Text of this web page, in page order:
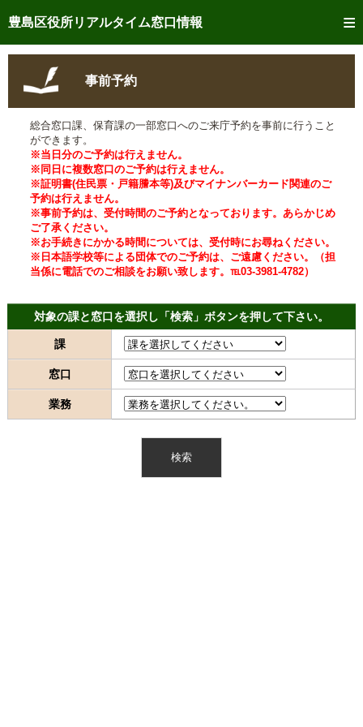
豊島区役所リアルタイム窓口情報
トップページへ
ご利用方法
事前予約
予約状況確認
リアルタイム窓口混雑状況
リアルタイム交付状況確認
メール通知登録
混雑予想カレンダー
事前予約
総合窓口課、保育課の一部窓口へのご来庁予約を事前に行うこと
ができます。
※当日分のご予約は行えません。
※同日に複数窓口のご予約は行えません。
※証明書(住民票・戸籍謄本等)及びマイナンバーカード関連のご
予約は行えません。
※事前予約は、受付時間のご予約となっております。あらかじめ
ご了承ください。
※お手続きにかかる時間については、受付時にお尋ねください。
※日本語学校等による団体でのご予約は、ご遠慮ください。（担
当係に電話でのご相談をお願い致します。℡03-3981-4782）
対象の課と窓口を選択し「検索」ボタンを押して下さい。
課
窓口
業務